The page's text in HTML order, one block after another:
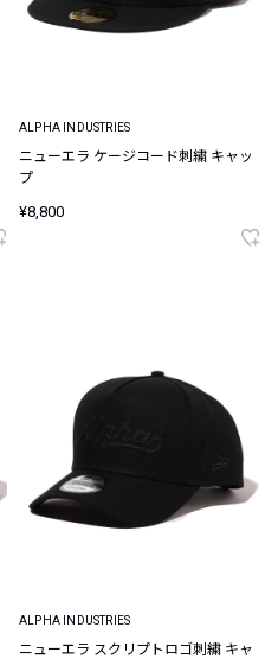
ALPHA INDUSTRIES
ニューエラ ケージコード刺繍 キャッ
プ
¥8,800
ALPHA INDUSTRIES
ニューエラ スクリプトロゴ刺繍 キャ